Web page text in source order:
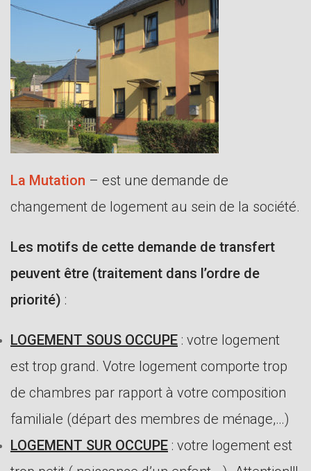
La Mutation – est une demande de
changement de logement au sein de la société.
Les motifs de cette demande de transfert
peuvent être (traitement dans l’ordre de
priorité) :
LOGEMENT SOUS OCCUPE : votre logement
est trop grand. Votre logement comporte trop
de chambres par rapport à votre composition
familiale (départ des membres de ménage,…)
LOGEMENT SUR OCCUPE : votre logement est